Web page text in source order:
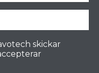
skickar